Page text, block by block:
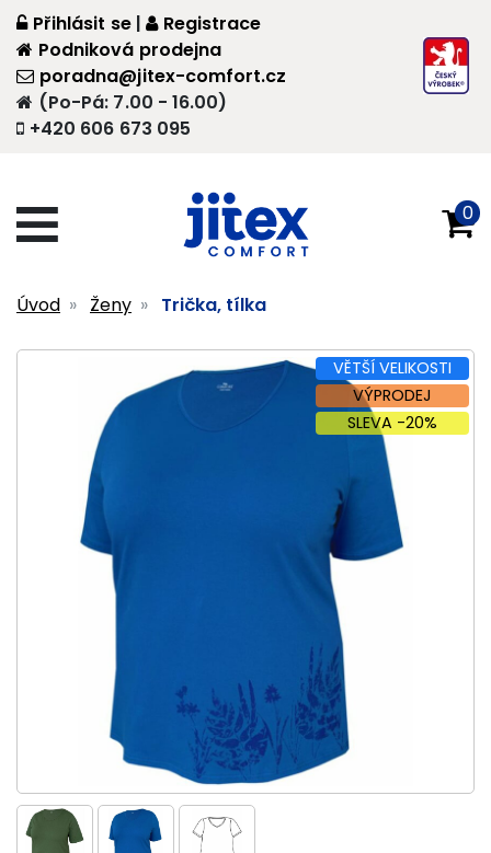
+420 606 673 095
(Po-Pá: 7.00 - 16.00)
poradna@jitex-comfort.cz
Přihlásit se |
Registrace
Podniková prodejna
0
Úvod Ženy Trička, tílka
VĚTŠÍ VELIKOSTI
VÝPRODEJ
SLEVA -20%